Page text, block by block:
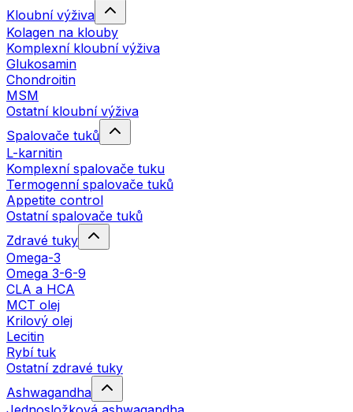
Kloubní výživa
Kolagen na klouby
Komplexní kloubní výživa
Glukosamin
Chondroitin
MSM
Ostatní kloubní výživa
Spalovače tuků
L-karnitin
Komplexní spalovače tuku
Termogenní spalovače tuků
Appetite control
Ostatní spalovače tuků
Zdravé tuky
Omega-3
Omega 3-6-9
CLA a HCA
MCT olej
Krilový olej
Lecitin
Rybí tuk
Ostatní zdravé tuky
Ashwagandha